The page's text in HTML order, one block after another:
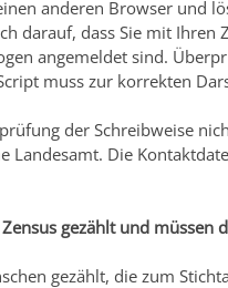
anderen Browser und
darauf, dass Sie mit Ihren
angemeldet sind.
muss zur korrekten
der Schreibweise
Landesamt. Die
gezählt und müssen
gezählt, die zum